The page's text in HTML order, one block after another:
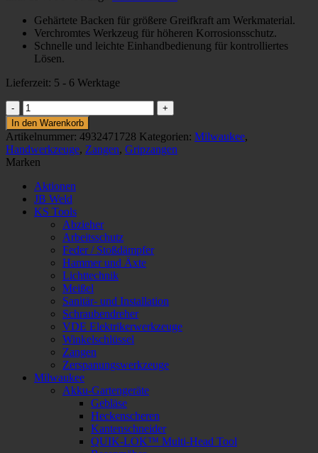
Gehärtete Backen für größere Greifkraft am Werkmaterial.
Verchromtes Werkzeug für höheren Korrosionsschutz.
Schnelle und leichte Einhandbedienung für kontrolliertes
Lösen.
Lieferzeit: 5 - 6 Werktage
11
Torque
Lock.
C-
Clamp
w.
Reg.Jaws-
1pc
Menge
In den Warenkorb
Artikelnummer: 4932471728 Kategorien: Milwaukee,
Handwerkzeuge, Zangen, Gripzangen
Marken
Aktionen
JB Weld
KS Tools
Abzieher
Arbeitsschutz
Feder / Stoßdämpfer
Hammer und Äxte
Lichttechnik
Meißel
Sanitär- und Installation
Schraubendreher
VDE Elektrikerwerkzeuge
Winkelschlüssel
Zangen
Zerspanungswerkzeuge
Milwaukee
Akku-Gartengeräte
Gebläse
Heckenscheren
Kantenschneider
QUIK-LOK™ Multi-Head Tool